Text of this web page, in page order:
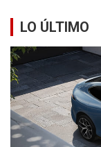
LO ÚLTIMO